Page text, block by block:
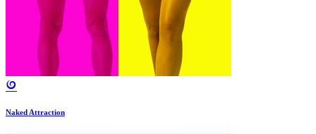
Naked Attraction